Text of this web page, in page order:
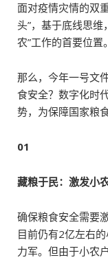
面对疫情灾情的双
头”，基于底线思维
农”工作的首要位置。
那么，今年一号文
食安全？数字化时
势，为保障国家粮
01
藏粮于民：激发小
确保粮食安全需要
目前仍有2亿左右
力军。但由于小农